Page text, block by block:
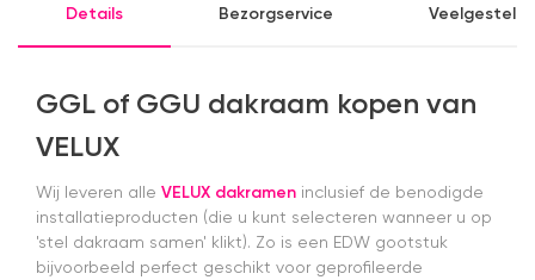
eens snel
afspraken
levering
nagekomen.
Nog een
tip.. heb nu
Details Bezorgservice
GGL of GGU dakraam kopen van
VELUX
Wij leveren alle VELUX dakramen inclusief de benodigde
installatieproducten (die u kunt selecteren wanneer u op
'stel dakraam samen' klikt). Zo is een EDW gootstuk
bijvoorbeeld perfect geschikt voor geprofileerde